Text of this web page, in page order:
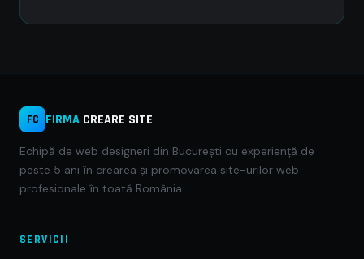
FC FIRMA CREARE SITE
Echipă de web designeri din București cu experiență de
peste 5 ani în crearea și promovarea site-urilor web
profesionale în toată România.
SERVICII